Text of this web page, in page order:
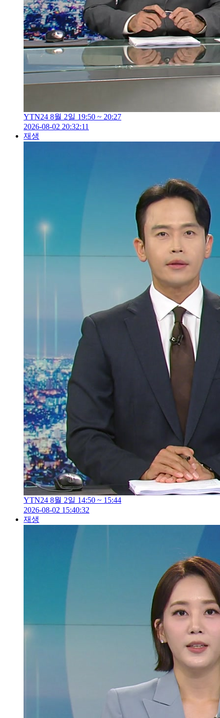
YTN24 8월 2일 19:50 ~ 20:27
2026-08-02 20:32:11
재생
YTN24 8월 2일 14:50 ~ 15:44
2026-08-02 15:40:32
재생